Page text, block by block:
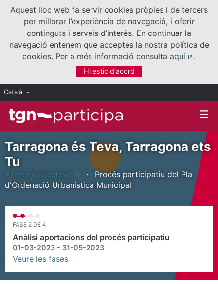
Aquest lloc web fa servir cookies pròpies i de tercers
per millorar l’experiència de navegació, i oferir
continguts i serveis d’interès. En continuar la
navegació entenem que acceptes la nostra política de
cookies. Per a més informació consulta aquí
.
Hi estic d'acord
Català Triar la llengua
Tarragona és Teva, Tarragona ets
Tu
#Tarragonaesteva
(Enllaç extern)
Procés participatiu del Pla
d'Ordenació Urbanística Municipal
FASE 2 DE 4
Anàlisi aportacions del procés participatiu
01-03-2023 - 31-05-2023
Veure les fases